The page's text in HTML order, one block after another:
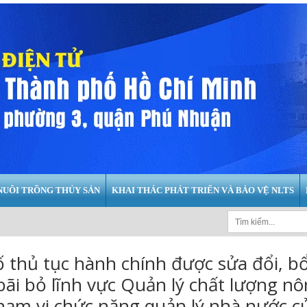
TRỒNG THỦY SẢN KHAI THÁC PHÁT TRIỂN VÀ BẢO VỆ NLTS
thủ tục hành chính được sửa đổi,
bỏ lĩnh vực Quản lý chất lượng